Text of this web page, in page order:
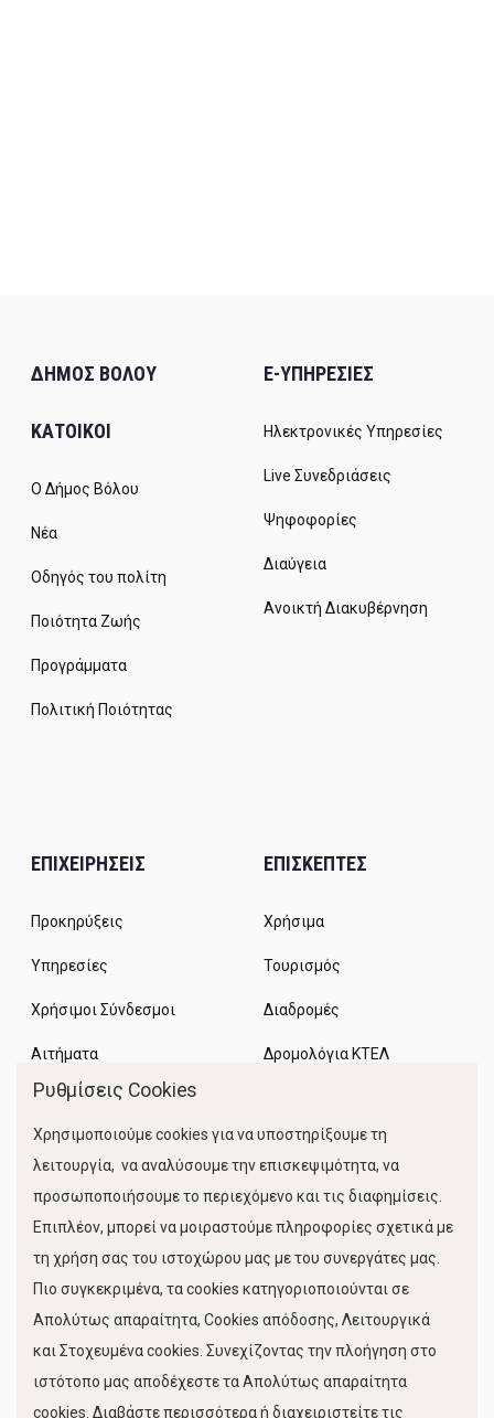
ΔΗΜΟΣ ΒΟΛΟΥ
ΚΑΤΟΙΚΟΙ
Ο Δήμος Βόλου
Νέα
Οδηγός του πολίτη
Ποιότητα Ζωής
Προγράμματα
Πολιτική Ποιότητας
E-ΥΠΗΡΕΣΙΕΣ
Ηλεκτρονικές Υπηρεσίες
Live Συνεδριάσεις
Ψηφοφορίες
Διαύγεια
Ανοικτή Διακυβέρνηση
ΕΠΙΧΕΙΡΗΣΕΙΣ
Προκηρύξεις
Υπηρεσίες
Χρήσιμοι Σύνδεσμοι
Αιτήματα
ΕΠΙΣΚΕΠΤΕΣ
Χρήσιμα
Τουρισμός
Διαδρομές
Δρομολόγια ΚΤΕΛ
Κίνηση Λιμένος
FOLLOW US
Ρυθμίσεις Cookies
Χρησιμοποιούμε cookies για να υποστηρίξουμε τη
λειτουργία, να αναλύσουμε την επισκεψιμότητα, να
προσωποποιήσουμε το περιεχόμενο και τις διαφημίσεις.
Επιπλέον, μπορεί να μοιραστούμε πληροφορίες σχετικά με
τη χρήση σας του ιστοχώρου μας με του συνεργάτες μας.
Πιο συγκεκριμένα, τα cookies κατηγοριοποιούνται σε
Απολύτως απαραίτητα, Cookies απόδοσης, Λειτουργικά
και Στοχευμένα cookies. Συνεχίζοντας την πλοήγηση στο
ιστότοπο μας αποδέχεστε τα Απολύτως απαραίτητα
cookies. Διαβάστε περισσότερα ή διαχειριστείτε τις